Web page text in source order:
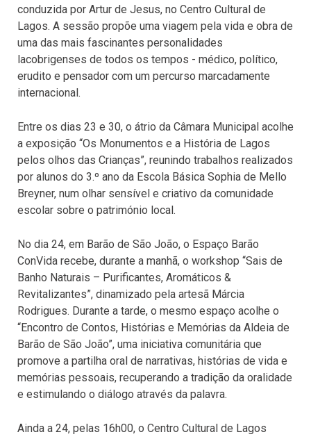
conduzida por Artur de Jesus, no Centro Cultural de
Lagos. A sessão propõe uma viagem pela vida e obra de
uma das mais fascinantes personalidades
lacobrigenses de todos os tempos - médico, político,
erudito e pensador com um percurso marcadamente
internacional.
Entre os dias 23 e 30, o átrio da Câmara Municipal acolhe
a exposição “Os Monumentos e a História de Lagos
pelos olhos das Crianças”, reunindo trabalhos realizados
por alunos do 3.º ano da Escola Básica Sophia de Mello
Breyner, num olhar sensível e criativo da comunidade
escolar sobre o património local.
No dia 24, em Barão de São João, o Espaço Barão
ConVida recebe, durante a manhã, o workshop “Sais de
Banho Naturais – Purificantes, Aromáticos &
Revitalizantes”, dinamizado pela artesã Márcia
Rodrigues. Durante a tarde, o mesmo espaço acolhe o
“Encontro de Contos, Histórias e Memórias da Aldeia de
Barão de São João”, uma iniciativa comunitária que
promove a partilha oral de narrativas, histórias de vida e
memórias pessoais, recuperando a tradição da oralidade
e estimulando o diálogo através da palavra.
Ainda a 24, pelas 16h00, o Centro Cultural de Lagos